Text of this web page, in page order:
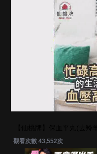
觀看次數 43,552次